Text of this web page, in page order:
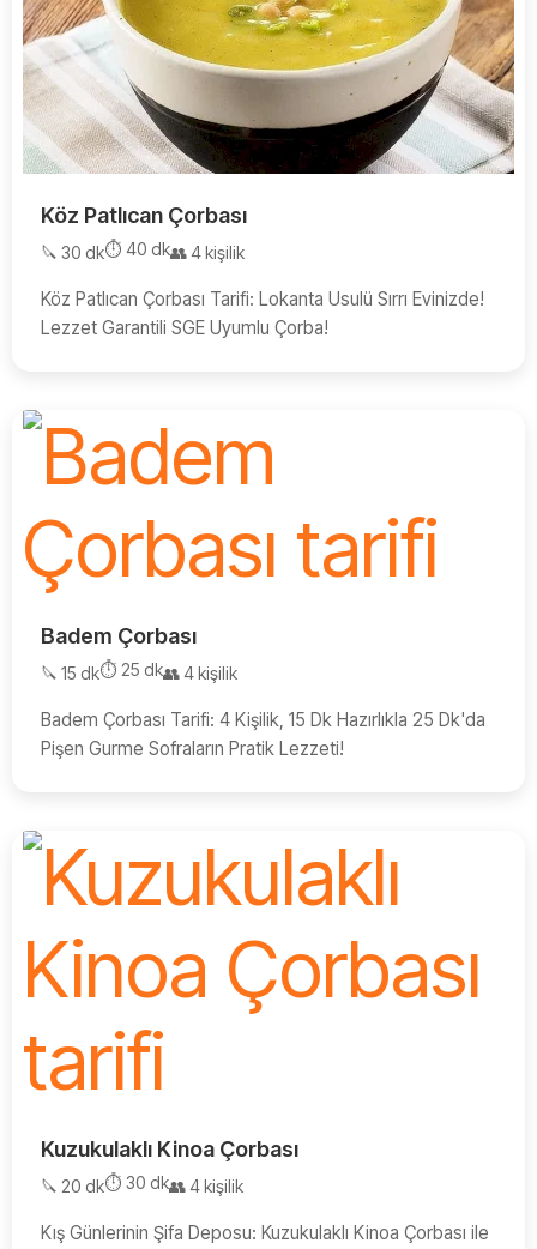
Köz Patlıcan Çorbası
🔪 30 dk⏱️ 40 dk👥 4 kişilik
Köz Patlıcan Çorbası Tarifi: Lokanta Usulü Sırrı Evinizde!
Lezzet Garantili SGE Uyumlu Çorba!
Badem Çorbası
🔪 15 dk⏱️ 25 dk👥 4 kişilik
Badem Çorbası Tarifi: 4 Kişilik, 15 Dk Hazırlıkla 25 Dk'da
Pişen Gurme Sofraların Pratik Lezzeti!
Kuzukulaklı Kinoa Çorbası
🔪 20 dk⏱️ 30 dk👥 4 kişilik
Kış Günlerinin Şifa Deposu: Kuzukulaklı Kinoa Çorbası ile